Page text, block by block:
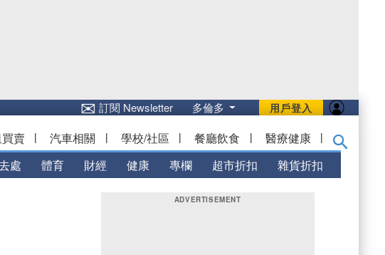
用戶登入
✉訂閱 Newsletter 多倫多
賣 | 汽車相關 | 學校/社區 | 餐廳飲食 | 醫療健康 |
處 體育 財經 健康 專欄 超市折扣 雜貨折扣